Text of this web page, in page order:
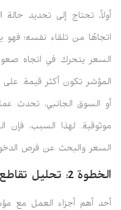
اتجاهًا من تلقاء نفسه؛ فهو
السعر يتحرك في اتجاه
المؤشر تكون أكثر قيمة.
أو السوق الجانبي، تحدث
موثوقية. لهذا السبب،
السعر والبحث عن فرص
الخطوة 2: تحليل تقاطع خط الإشارة (إشارة الدخول)